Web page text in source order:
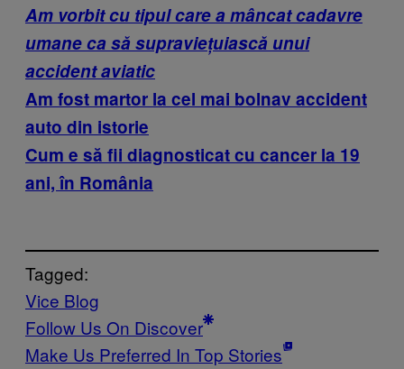
Am vorbit cu tipul care a mâncat cadavre
umane ca să supraviețuiască unui
accident aviatic
Am fost martor la cel mai bolnav accident
auto din istorie
Cum e să fii diagnosticat cu cancer la 19
ani, în România
Tagged:
Vice Blog
Follow Us On Discover
Make Us Preferred In Top Stories